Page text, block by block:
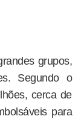
grupos,
Segundo o
cerca de
para